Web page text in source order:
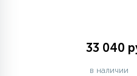
33 040
в наличии